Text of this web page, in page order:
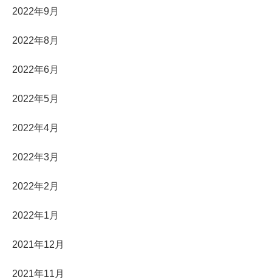
2022年9月
2022年8月
2022年6月
2022年5月
2022年4月
2022年3月
2022年2月
2022年1月
2021年12月
2021年11月